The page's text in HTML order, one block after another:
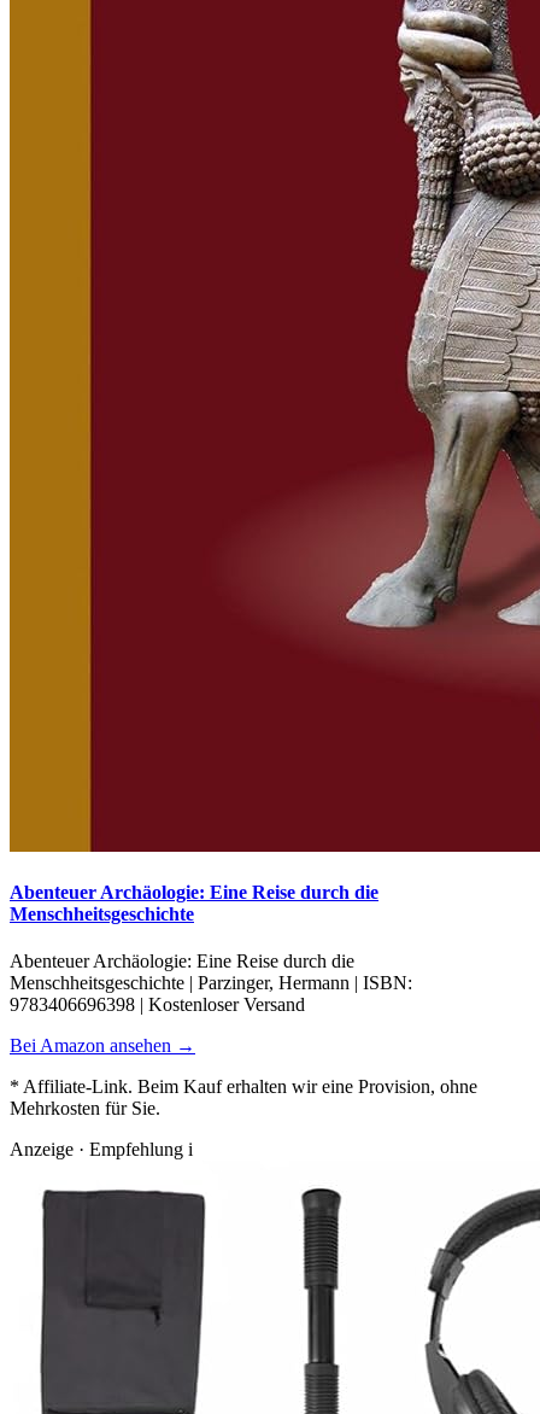
Abenteuer Archäologie: Eine Reise durch die
Menschheitsgeschichte
Abenteuer Archäologie: Eine Reise durch die
Menschheitsgeschichte | Parzinger, Hermann | ISBN:
9783406696398 | Kostenloser Versand
Bei Amazon ansehen →
* Affiliate-Link. Beim Kauf erhalten wir eine Provision, ohne
Mehrkosten für Sie.
Anzeige · Empfehlung i